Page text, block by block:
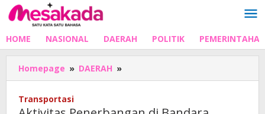
Lewati
ke
HOME NASIONAL DAERAH POLITIK
Homepage » DAERAH »
Penerbangan
Transportasi